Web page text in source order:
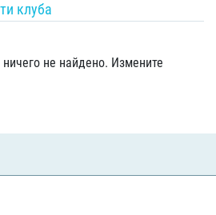
клуба
не найдено. Измените